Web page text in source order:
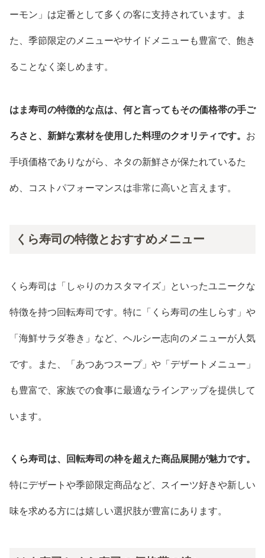
ーモン」は定番として多くの客に支持されています。ま
た、季節限定のメニューやサイドメニューも豊富で、飽き
ることなく楽しめます。
はま寿司の特徴的な点は、何と言ってもその価格帯の手ご
ろさと、新鮮な素材を使用した料理のクオリティです。 お
手頃価格でありながら、ネタの新鮮さが保たれているた
め、コストパフォーマンスは非常に高いと言えます。
くら寿司の特徴とおすすめメニュー
くら寿司は「しゃりのカスタマイズ」といったユニークな
特徴を持つ回転寿司です。特に「くら寿司の生しらす」や
「海鮮サラダ巻き」など、ヘルシー志向のメニューが人気
です。また、「あつあつスープ」や「デザートメニュー」
も豊富で、家族での食事に最適なラインアップを提供して
います。
くら寿司は、回転寿司の枠を超えた商品展開が魅力です。
特にデザートや季節限定商品など、スイーツ好きや新しい
味を求める方には嬉しい選択肢が豊富にあります。